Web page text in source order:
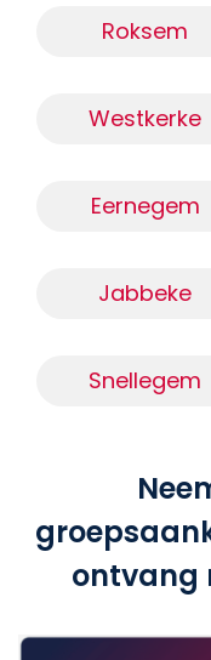
Roksem
Westkerke
Eernegem
Jabbeke
Snellegem
ontvang